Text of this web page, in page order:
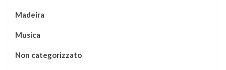
Madeira
Musica
Non categorizzato